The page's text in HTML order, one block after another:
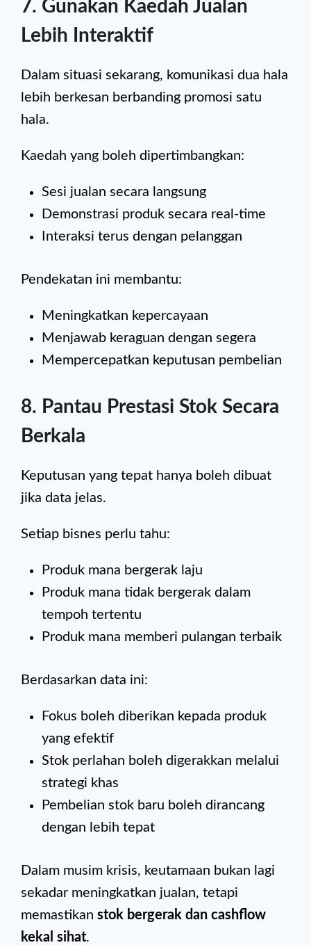
7. Gunakan Kaedah Jualan
Lebih Interaktif
Dalam situasi sekarang, komunikasi dua hala
lebih berkesan berbanding promosi satu
hala.
Kaedah yang boleh dipertimbangkan:
Sesi jualan secara langsung
Demonstrasi produk secara real-time
Interaksi terus dengan pelanggan
Pendekatan ini membantu:
Meningkatkan kepercayaan
Menjawab keraguan dengan segera
Mempercepatkan keputusan pembelian
8. Pantau Prestasi Stok Secara
Berkala
Keputusan yang tepat hanya boleh dibuat
jika data jelas.
Setiap bisnes perlu tahu:
Produk mana bergerak laju
Produk mana tidak bergerak dalam
tempoh tertentu
Produk mana memberi pulangan terbaik
Berdasarkan data ini:
Fokus boleh diberikan kepada produk
yang efektif
Stok perlahan boleh digerakkan melalui
strategi khas
Pembelian stok baru boleh dirancang
dengan lebih tepat
Dalam musim krisis, keutamaan bukan lagi
sekadar meningkatkan jualan, tetapi
memastikan stok bergerak dan cashflow
kekal sihat.